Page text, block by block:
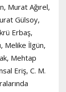
Murat Ağırel,
Gülsoy,
Erbaş,
Melike İlgün,
Mehtap
Eriş, C. M.